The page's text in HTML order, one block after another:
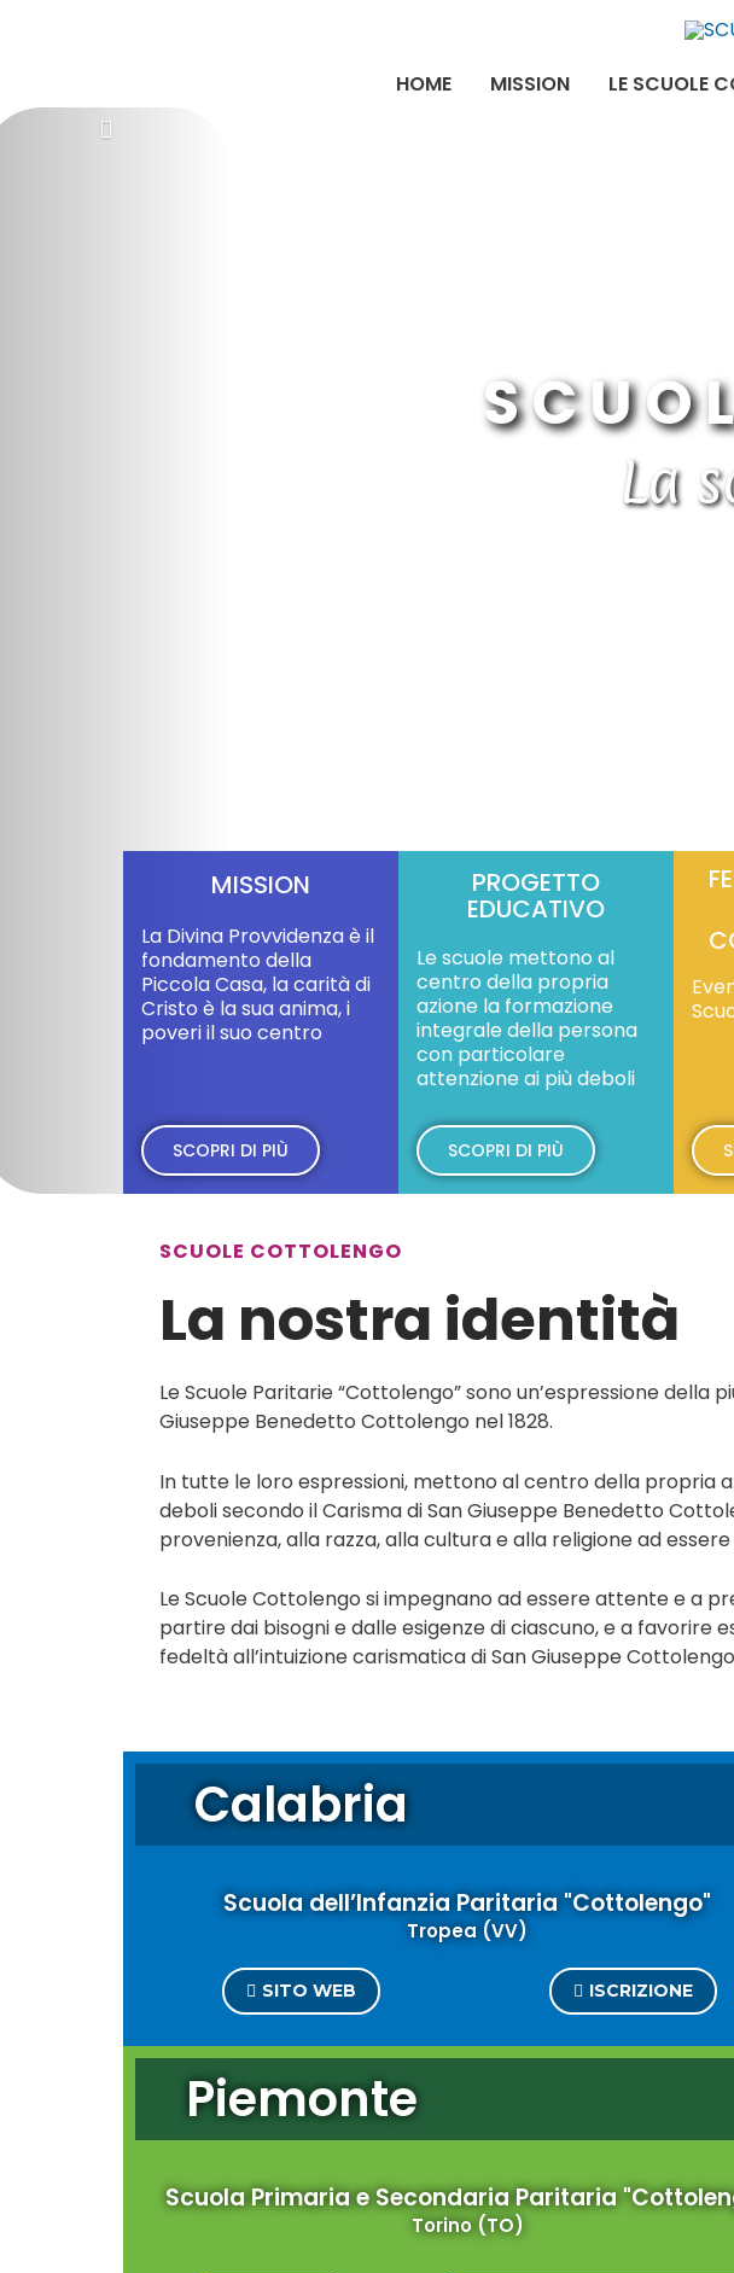
HOME MISSION LE SCUOLE
La
MISSION
La Divina Provvidenza è il
fondamento della
Piccola Casa, la carità di
Cristo è la sua anima, i
poveri il suo centro
SCOPRI DI PIÙ
PROGETTO
EDUCATIVO
Le scuole mettono al
centro della propria
azione la formazione
integrale della persona
con particolare
attenzione ai più deboli
SCOPRI DI PIÙ
SCUOLE COTTOLENGO
La nostra identità
Le Scuole Paritarie “Cottolengo” sono un’espressione della
Giuseppe Benedetto Cottolengo nel 1828.
In tutte le loro espressioni, mettono al centro della propria
deboli secondo il Carisma di San Giuseppe Benedetto
provenienza, alla razza, alla cultura e alla religione ad
Le Scuole Cottolengo si impegnano ad essere attente e a
partire dai bisogni e dalle esigenze di ciascuno, e a favorire
fedeltà all’intuizione carismatica di San Giuseppe
Calabria
Scuola dell’Infanzia Paritaria "Cottolengo"
Tropea (VV)
SITO WEB ISCRIZIONE
Piemonte
Scuola Primaria e Secondaria Paritaria
Torino (TO)